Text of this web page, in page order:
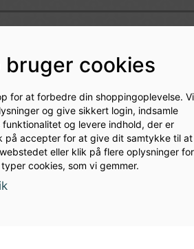
bruger cookies
for at forbedre din shoppingoplevelse. Vi
og give sikkert login, indsamle
og levere indhold, der er
på accepter for at give dit samtykke til at
eller klik på flere oplysninger for
cookies, som vi gemmer.
øl, vin m.m.
Modtag